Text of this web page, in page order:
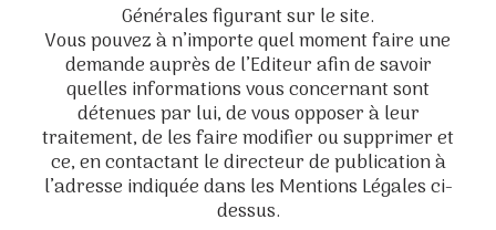
Générales figurant sur le site.
Vous pouvez à n’importe quel moment faire une
demande auprès de l’Editeur afin de savoir
quelles informations vous concernant sont
détenues par lui, de vous opposer à leur
traitement, de les faire modifier ou supprimer et
ce, en contactant le directeur de publication à
l’adresse indiquée dans les Mentions Légales ci-
dessus.